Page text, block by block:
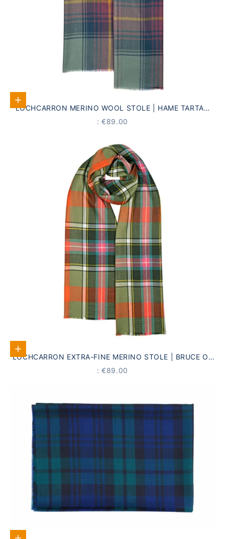
Add to Cart
LOCHCARRON MERINO WOOL STOLE | HAME TARTAN
SAGE
PRICE
: €89.00
Add to Cart
LOCHCARRON EXTRA-FINE MERINO STOLE | BRUCE OF
KINNAIRD ANCIENT TARTAN
PRICE
: €89.00